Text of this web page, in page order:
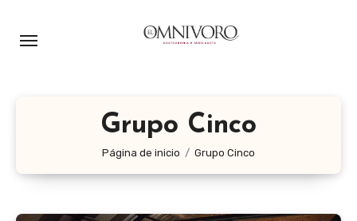
Grupo Cinco
Página de inicio Grupo Cinco